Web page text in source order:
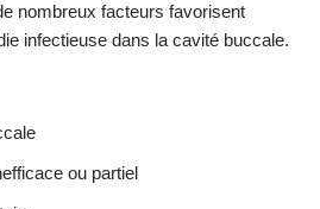
nombreux facteurs favorisent
infectieuse dans la cavité buccale.
ou partiel